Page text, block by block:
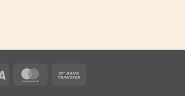
Visa MasterCard